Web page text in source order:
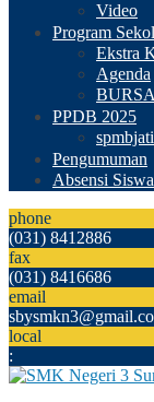
Video
Program
Ekstra
Agenda
PPDB 2025
Pengumuman
Absensi Siswa
phone
(031) 8412886
fax
(031) 8416686
email
local
: